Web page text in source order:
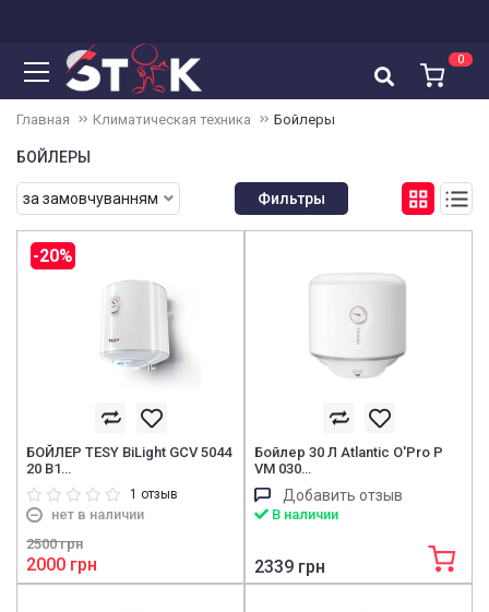
0
Корзина
Корзина пустая
Главная Климатическая техника Бойлеры
БОЙЛЕРЫ
Фильтры
за замовчуванням
-20%
БОЙЛЕР TESY BiLight GCV 5044
20 B1…
1 отзыв
нет в наличии
2500 грн
2000 грн
Бойлер 30 Л Atlantic O'Pro P
VM 030…
Добавить отзыв
В наличии
2339 грн